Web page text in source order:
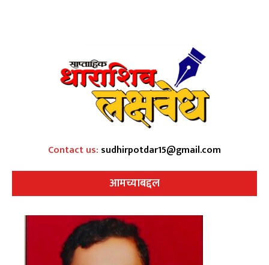
Contact us: sudhirpotdar15@gmail.com
आमच्याबद्दल